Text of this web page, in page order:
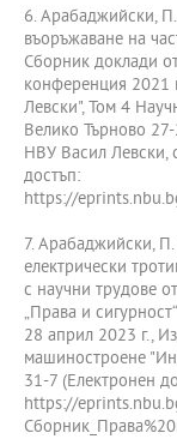
6. Арабаджийски,
въоръжаване на
Сборник доклади
конференция 2021
Левски", Том 4
Велико Търново
НВУ Васил Левски,
достъп:
https://
7. Арабаджийски,
електрически
с научни трудове
„Права и
28 април 2023 г.,
машиностроене
31-7 (Електронен
https://